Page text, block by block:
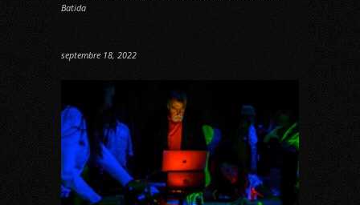
Batida
septembre 18, 2022